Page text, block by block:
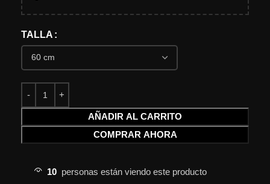
TALLA
AÑADIR AL CARRITO
COMPRAR AHORA
10 personas están viendo este producto